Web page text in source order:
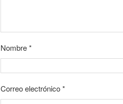
Nombre*
Correo electrónico*